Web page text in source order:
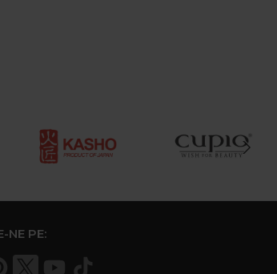
NE PE: